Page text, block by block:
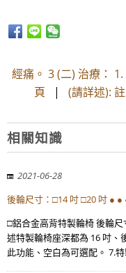
經痛。 3 (二) 治療：
頁 | (請詳述):
相關知識
2021-06-28
後輪尺寸：□14 吋 □20 吋 ● ●
□鋁合金高背特製輪椅 後輪
述特製輪椅座深都為 16 吋、
此功能、空白為可選配。 7.